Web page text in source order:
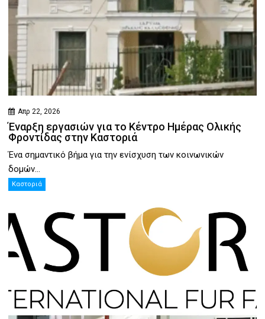
Απρ 22, 2026
Έναρξη εργασιών για το Κέντρο Ημέρας Ολικής
Φροντίδας στην Καστοριά
Ένα σημαντικό βήμα για την ενίσχυση των κοινωνικών
δομών...
Καστοριά